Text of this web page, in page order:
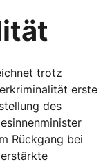
trotz
erste
des
Rückgang bei